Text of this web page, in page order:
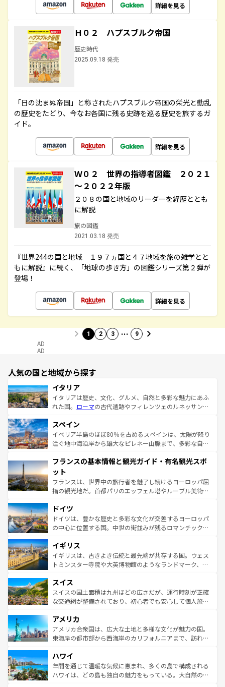
詳細を見る
Ｈ０２ ハプスブルク帝国
歴史時代
2025.09.18 発売
「日の沈まぬ帝国」と称されたハプスブルク帝国の栄光と動乱
の歴史をたどり、今なお各国に残る史跡を巡る歴史を旅するガ
イド。
詳細を見る
Ｗ０２ 世界の指導者図鑑 ２０２１
～２０２２年版
２０８の国と地域のリーダーを経歴ととも
に解説
旅の図鑑
2021.03.18 発売
『世界244の国と地域 １９７ヵ国と４７地域を旅の雑学とと
もに解説』に続く、「地球の歩き方」の図鑑シリーズ第２弾が
登場！
詳細を見る
1 2 3 … 9
AD
AD
人気の国と地域から探す
イタリア
イタリアは歴史、文化、グルメ、自然と多彩な魅力にあふ
れた国。 ローマの古代遺跡やフィレンツェのルネッサンス
ろん、トスカーナの美しい田園風景やアマルフィ海岸の絶
景など、自然景観も見逃せない。観光の合間には、本場の
ピザやパスタなど、絶品のイタリア料理を堪能することも
ませてくれるイタリアで、忘れられない旅をしてみよう！
なお、新着のイタリア情報は
しい。
スペイン
イベリア半島のほぼ80％を占めるスペインは、太陽が降り
注ぐ地中海沿岸から雄大なピレネー山脈まで、多彩な自然
文化が根付くこの国では、情熱的なフラメンコ、熱気あふ
れる闘牛、そして美味しいタパスが生活の一部となってい
る。首都マドリードの洗練された雰囲気や、バルセロナの
アートに溢れた街角から、地方では古代ローマ遺跡や中世
せる。地方によって風土や気候が異なるスペインはその個
性で訪れる人を魅了する。 なお、新着のスペイン情報は コ
ンテンツ一覧を参照してほしい。
フランスの基本情報と観光ガイド・有名観光スポ
ット
フランスは、世界中の旅行者を魅了し続けるヨーロッパ屈
指の観光地だ。首都パリのエッフェル塔やルーブル美術館
で、幅広い魅力が詰まっている。華麗な宮殿、歴史的な大
聖堂、美しいビーチ、そして豊かな自然が、訪れる者を心
から魅了する。また、フランスは美食の国としても知ら
いる。シャンパンの発祥地であるランス、プロヴァンスの
香り高いラベンダー畑など、多彩な楽しみ方が可能だ。さ
らに、パリ以外の地域にも魅力が溢れており、どの街角に
れる地方に足を運ぶとそれぞれで全く異なる文化を体験で
きるだろう。 なお、新着のフランス情報はコンテンツ一覧
を参照してほしい。
ドイツ
ドイツは、豊かな歴史と多彩な文化が交差するヨーロッパ
の中心に位置する国。中世の街並みが残るロマンチック街
顔を持つこの国は、どこを歩いても飽きることがない。ベ
ルリンの文化的活気、バイエルン州のアルプスの絶景、そ
してライン川沿いのワイン畑といった風景は必見。ビール
は、お酒好きな人にはぜひ体験してほしい。 なお、新着の
ドイツ情報はコンテンツ一覧を参照してほしい。
イギリス
イギリスは、古きよき伝統と最先端が共存する国。ウェス
トミンスター寺院や大英博物館のようなランドマーク、歴
リアごとに異なる魅力がある。また、優雅なアフタヌーン
ティー、ビール好きにはたまらない英国パブ、サッカー観
戦など、本場だからこそできる体験も豊富。イギリスを旅
ンツ一覧を参照してほしい。
スイス
スイスの国土面積は九州ほどの広さだが、運行時刻が正確
な交通網が整備されており、初心者でも安心して個人旅行
の建物がそのまま残る町や、スイスならではのユニークな
博物館もあり、アルプス観光だけでなく町歩きも満喫する
ことができる。国民の所得が高いため物価も高いが、旅行
ば市内交通費無料で観光を楽しむこともできる。 なお、新
着のスイス情報はコンテンツ一覧 を参照してほしい。
アメリカ
アメリカ合衆国は、広大な土地と多様な文化が魅力の国。
東海岸の都市部から西海岸のカリフォルニアまで、訪れる
のような巨大都市は、観光、ショッピング、エンターテイ
ンメントが詰まった刺激的なスポットだ。一方、アメリカ
西部には大自然が広がり、グランドキャニオンやイエロー
ハワイ
年間を通じて温暖な気候に恵まれ、多くの島で構成される
ハワイは、どの島も独自の魅力をもっている。大自然の神